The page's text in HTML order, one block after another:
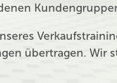
übertragen. Wir